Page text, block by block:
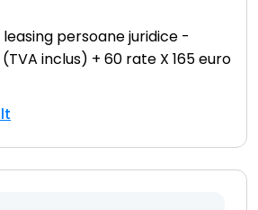
persoane juridice -
inclus) + 60 rate X 165 euro